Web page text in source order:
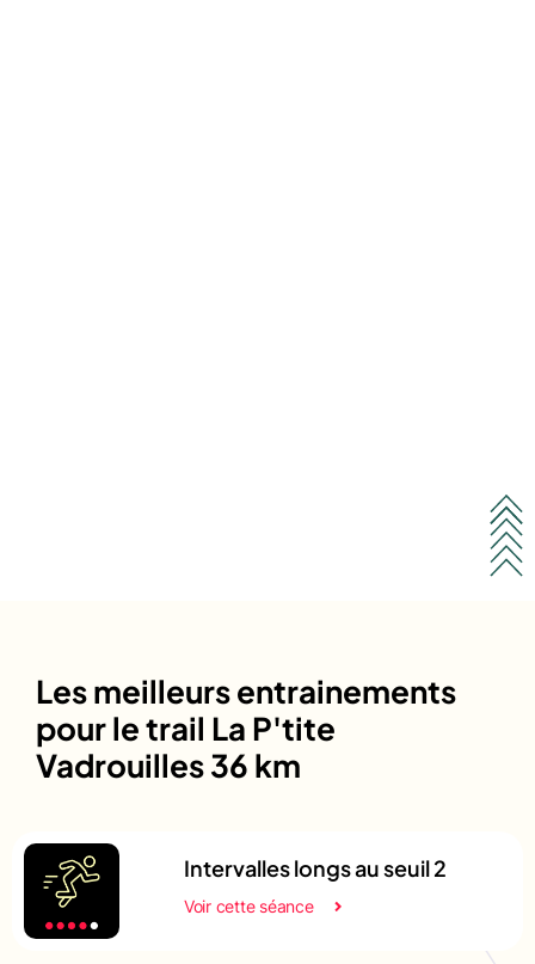
Les meilleurs entrainements
pour le trail La P'tite
Vadrouilles 36 km
Intervalles longs au seuil 2
Voir cette séance